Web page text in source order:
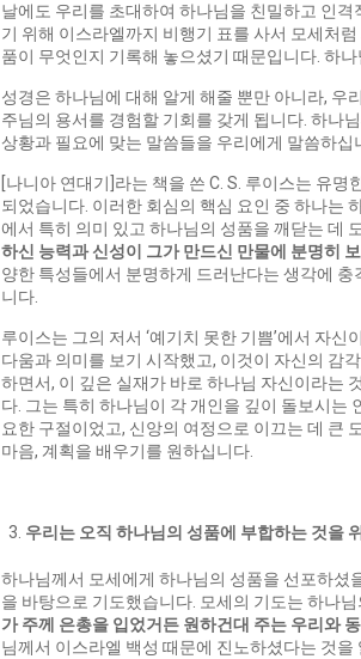
날에도 우리를 초대하여 하나님을 친밀하고 인
기 위해 이스라엘까지 비행기​ 표를 사서 모세처
품이 무엇인지 기록해 놓으셨기 때문입니다. 하
성경은 하나님에 대해 알게 해줄 뿐만 아니라, 우
주님의 용서를 경험할 기회를 갖게 됩니다. 하나
상황과 필요에 맞는 말씀들을 우리에게 말씀하십
[나니아 연대기]라는 책을 쓴 C. S. 루이스는 유
되었습니다. 이러한 회심의 핵심 요인 중 하나는
에서 특히 의미 있고 하나님의 성품을 깨닫는 데
하신 능력과 신성이 그가 만드신 만물에 분명히
양한 특성들에서 분명하게 드러난다는 생각에
니다.
루이스는 그의 저서 ‘예기치 못한 기쁨’에서 자
다움과 의미를 보기 시작했고, 이것이 자신의 감
하면서, 이 깊은 실재가 바로 하나님 자신이라는
다. 그는 특히 하나님이 각 개인을 깊이 돌보시
요한 구절이었고, 신앙의 여정으로 이끄는 데 큰
마음, 계획을 배우기를 원하십니다.
우리는 오직 하나님의 성품에 부합하는 것을
하나님께서 모세에게 하나님의 성품을 선포하셨
을 바탕으로 기도했습니다. 모세의 기도는 하나
가 주께 은총을 입었거든 원하건대 주는 우리와
님께서 이스라엘 백성 때문에 진노하셨다는 것